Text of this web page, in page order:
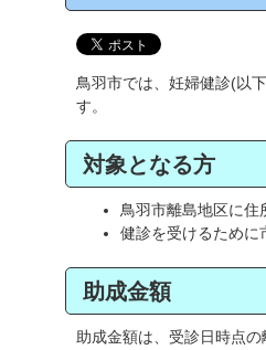
鳥羽市では、妊婦健診(以
す。
対象となる方
鳥羽市離島地区に
健診を受けるために
助成金額
助成金額は、受診日時点